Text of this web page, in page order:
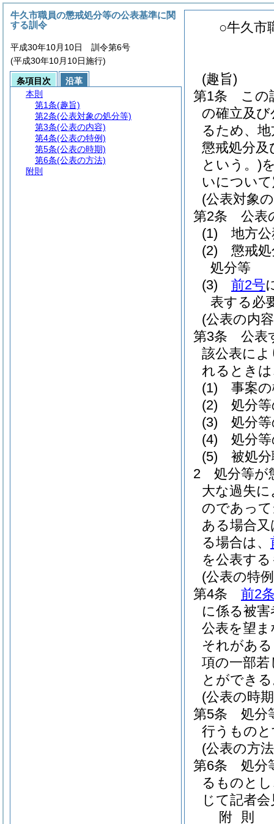
○牛久市
(趣旨)
第1条
この
の確立及
るため、
懲戒処分
という。)
いについ
(公表対象
第2条
公表
(1)
地方
(2)
懲戒
処分等
(3)
前2号
表する必
(公表の内
第3条
公表
該公表に
れるとき
(1)
事案
(2)
処分
(3)
処分
(4)
処分
(5)
被処
2
処分等が
大な過失
のであっ
ある場合
る場合は、
を公表す
(公表の特
第4条
前2
に係る被
公表を望
それがあ
項の一部
とができ
(公表の時
第5条
処分
行うもの
(公表の方
第6条
処分
るものと
じて記者
附 則
牛久市職員の懲戒処分等の公表基準に関
する訓令
平成30年10月10日 訓令第6号
(平成30年10月10日施行)
条項目次
沿革
本則
第1条(趣旨)
第2条(公表対象の処分等)
第3条(公表の内容)
第4条(公表の特例)
第5条(公表の時期)
第6条(公表の方法)
附則